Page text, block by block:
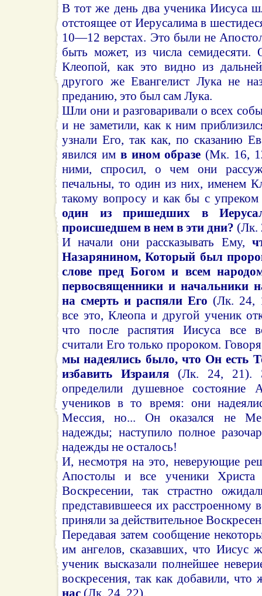
В тот же день два ученика Иисуса
отстоящее от Иерусалима в
10—12 верстах. Это были не
быть может, из числа семидесяти.
Клеопой, как это видно из
другого же Евангелист Лука не
преданию, это был сам Лука.
Шли они и разговаривали о всех
и не заметили, как к ним
узнали Его, так как, по сказанию
явился им в ином образе (Мк. 16,
ними, спросил, о чем они
печальны, то один из них, именем
такому вопросу и как бы с упреком
один из пришедших в
происшедшем в нем в эти дни? (Лк.
И начали они рассказывать Ему,
Назарянином, Который был
слове пред Богом и всем
первосвященники и начальники
на смерть и распяли Его (Лк. 24,
все это, Клеопа и другой ученик
что после распятия Иисуса все
считали Его только пророком.
мы надеялись было, что Он есть
избавить Израиля (Лк. 24, 21).
определили душевное состояние
учеников в то время: они
Мессия, но... Он оказался не
надежды; наступило полное
надежды не осталось!
И, несмотря на это, неверующие
Апостолы и все ученики
Воскресении, так страстно
представившееся их расстроенному
приняли за действительное
Передавая затем сообщение
им ангелов, сказавших, что Иисус
ученик высказали полнейшее
воскресения, так как добавили,
нас (Лк. 24, 22).